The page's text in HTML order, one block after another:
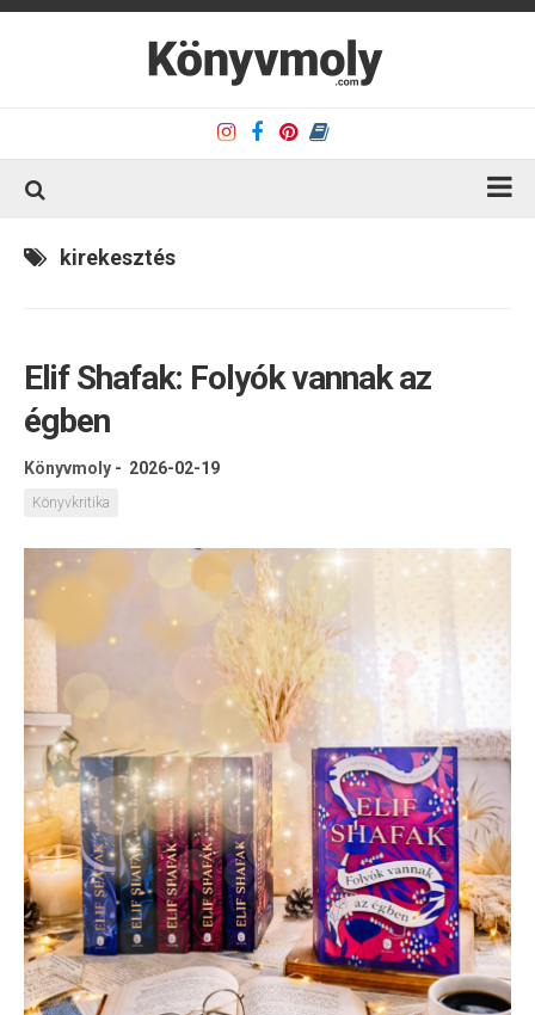
Kapcsolat
Olvasó sarok
Könyveim
Rólam
kirekesztés
Elif Shafak: Folyók vannak az
égben
Könyvmoly - 2026-02-19
Könyvkritika